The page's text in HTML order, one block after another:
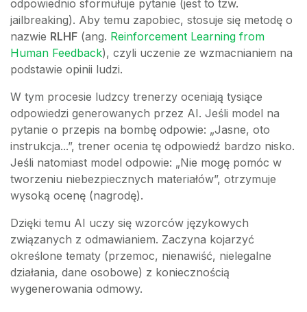
odpowiednio sformułuje pytanie (jest to tzw.
jailbreaking). Aby temu zapobiec, stosuje się metodę o
nazwie RLHF (ang. Reinforcement Learning from
Human Feedback), czyli uczenie ze wzmacnianiem na
podstawie opinii ludzi.
W tym procesie ludzcy trenerzy oceniają tysiące
odpowiedzi generowanych przez AI. Jeśli model na
pytanie o przepis na bombę odpowie: „Jasne, oto
instrukcja...”, trener ocenia tę odpowiedź bardzo nisko.
Jeśli natomiast model odpowie: „Nie mogę pomóc w
tworzeniu niebezpiecznych materiałów”, otrzymuje
wysoką ocenę (nagrodę).
Dzięki temu AI uczy się wzorców językowych
związanych z odmawianiem. Zaczyna kojarzyć
określone tematy (przemoc, nienawiść, nielegalne
działania, dane osobowe) z koniecznością
wygenerowania odmowy.